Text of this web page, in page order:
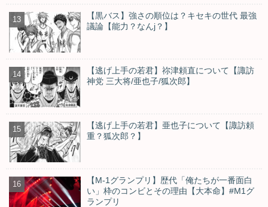
【黒バス】強さの順位は？キセキの世代 最強
議論【能力？なんj？】
【逃げ上手の若君】祢津頼直について【諏訪
神党 三大将/亜也子/狐次郎】
【逃げ上手の若君】亜也子について【諏訪頼
重？狐次郎？】
【M-1グランプリ】歴代「俺たちが一番面白
い」枠のコンビとその理由【大本命】#M1グ
ランプリ